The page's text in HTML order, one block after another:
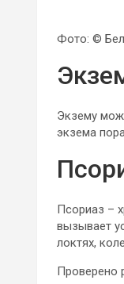
Фото: ©
Экзему
экзема
Псориаз –
вызывает
локтях,
Проверено